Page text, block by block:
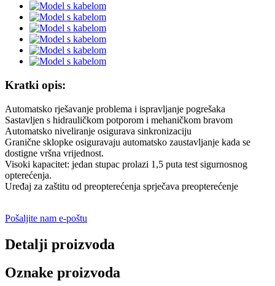
Kratki opis:
Automatsko rješavanje problema i ispravljanje pogrešaka
Sastavljen s hidrauličkom potporom i mehaničkom bravom
Automatsko niveliranje osigurava sinkronizaciju
Granične sklopke osiguravaju automatsko zaustavljanje kada se
dostigne vršna vrijednost.
Visoki kapacitet: jedan stupac prolazi 1,5 puta test sigurnosnog
opterećenja.
Uređaj za zaštitu od preopterećenja sprječava preopterećenje
Pošaljite nam e-poštu
Detalji proizvoda
Oznake proizvoda